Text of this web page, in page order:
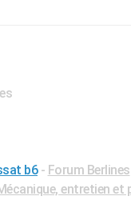
b6 - Forum Berlines
entretien et